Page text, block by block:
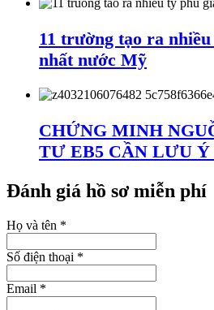
11 trường tạo ra
nhất nước Mỹ
CHỨNG MINH
TƯ EB5 CẦN LƯU Ý
Đánh giá hồ sơ miễn phí
Họ và tên *
Số điện thoại *
Email *